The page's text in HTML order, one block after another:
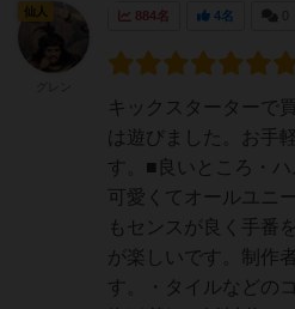
884名 4名
キックスターターで
は遊びました。お手
す。■良いところ・
可愛くてオールユニ
もセンスが良く手番
が楽しいです。制作
す。・タイルなどの
仙人